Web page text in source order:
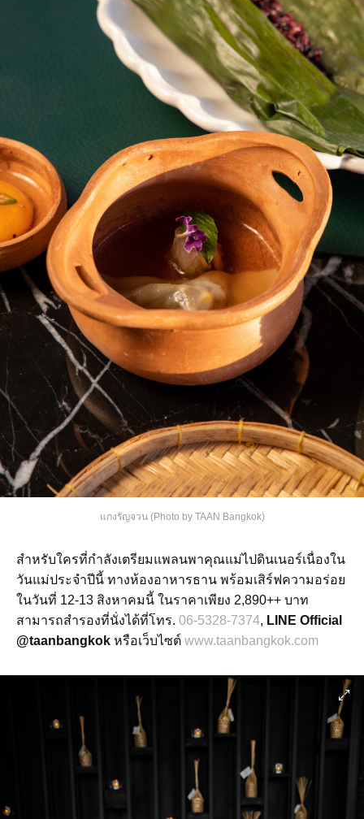
แกงรัญจวน (Photo by TAAN Bangkok)
สำหรับใครที่กำลังเตรียมแพลนพาคุณแม่ไปดินเนอร์เนื่องใน
วันแม่ประจำปีนี้ ทางห้องอาหารธาน พร้อมเสิร์ฟความอร่อย
ในวันที่ 12-13 สิงหาคมนี้ ในราคาเพียง 2,890++ บาท
สามารถสำรองที่นั่งได้ที่โทร. 06-5328-7374, LINE Official
@taanbangkok หรือเว็บไซต์ www.taanbangkok.com